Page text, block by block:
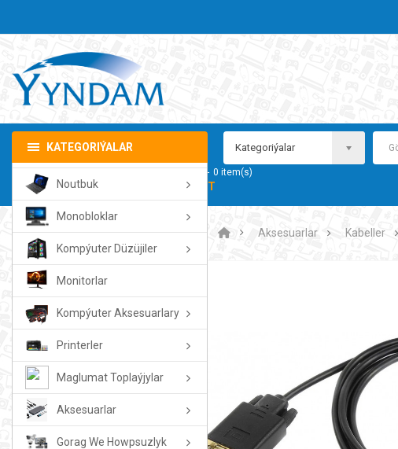
KATEGORIÝALAR
Noutbuk
Monobloklar
Kompýuter Düzüjiler
Monitorlar
Kompýuter Aksesuarlary
Printerler
Maglumat Toplaýjylar
Aksesuarlar
Gorag We Howpsuzlyk
Kategoriýalar
0 item(s)
- 0.00TMT
Aksesuarlar Kabeller